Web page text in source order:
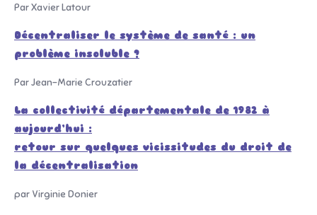
Par Xavier Latour
Décentraliser le système de santé : un
problème insoluble ?
Par Jean-Marie Crouzatier
La collectivité départementale de 1982 à
aujourd’hui :
retour sur quelques vicissitudes du droit de
la décentralisation
par Virginie Donier